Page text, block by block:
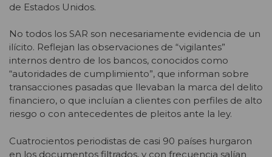
de Estados Unidos.
No todos los SAR son necesariamente evidencia de un
ilícito. Reflejan las observaciones de “vigilantes”
internos dentro de los bancos, conocidos como
“autoridades de cumplimiento”, que informan sobre
transacciones pasadas que llevaban la marca del delito
financiero, o que incluían a clientes con perfiles de alto
riesgo o con antecedentes de pleitos ante la ley.
Cuatrocientos periodistas de casi 90 países hurgaron
en los documentos filtrados, y con frecuencia salían